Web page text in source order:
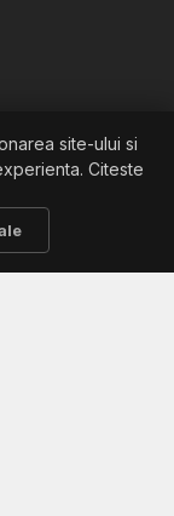
site-ului si
Citeste